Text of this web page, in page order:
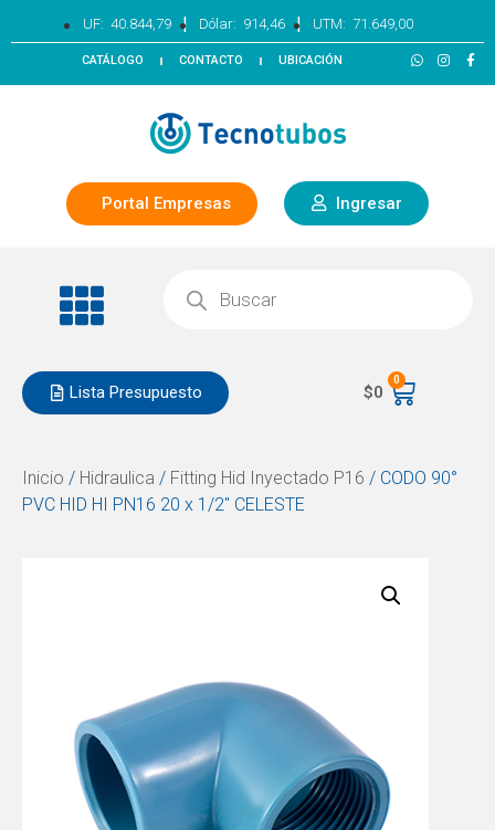
UF: 40.844,79 | Dólar: 914,46 | UTM: 71.649,00
CATÁLOGO CONTACTO UBICACIÓN
Portal Empresas Ingresar
Lista Presupuesto $0
0
Inicio / Hidraulica / Fitting Hid Inyectado P16 / CODO 90°
PVC HID HI PN16 20 x 1/2″ CELESTE